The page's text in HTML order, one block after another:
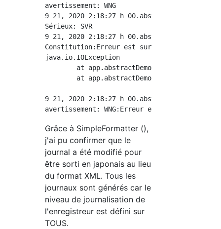
avertissement: WNG
9 21, 2020 2:18:27 h 00.abstractDemo.log.Log
Sérieux: SVR
9 21, 2020 2:18:27 h 00.abstractDemo.log.Log
Constitution:Erreur est survenue
java.io.IOException
9 21, 2020 2:18:27 h 00.abstractDemo.log.Log
Grâce à SimpleFormatter (),
j'ai pu confirmer que le
journal a été modifié pour
être sorti en japonais au lieu
du format XML. Tous les
journaux sont générés car le
niveau de journalisation de
l'enregistreur est défini sur
TOUS.